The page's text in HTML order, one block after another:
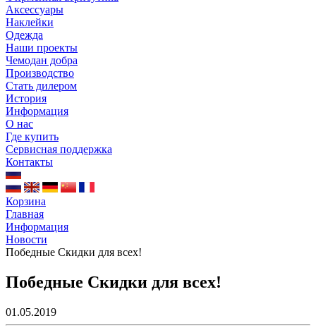
Аксессуары
Наклейки
Одежда
Наши проекты
Чемодан добра
Производство
Стать дилером
История
Информация
О нас
Где купить
Сервисная поддержка
Контакты
Корзина
Главная
Информация
Новости
Победные Скидки для всех!
Победные Скидки для всех!
01.05.2019